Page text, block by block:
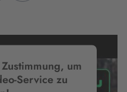
um
Service zu